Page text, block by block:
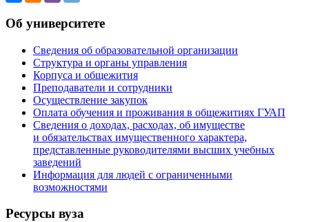
Об университете
Сведения об образовательной организации
Структура и органы управления
Корпуса и общежития
Преподаватели и сотрудники
Осуществление закупок
Оплата обучения и проживания в общежитиях ГУАП
Сведения о доходах, расходах, об имуществе
и обязательствах имущественного характера,
представленные руководителями высших учебных
заведений
Информация для людей с ограниченными
возможностями
Ресурсы вуза